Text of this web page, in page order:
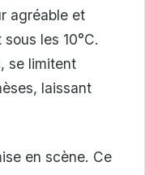
agréable et
les 10°C.
se limitent
laissant
en scène. Ce